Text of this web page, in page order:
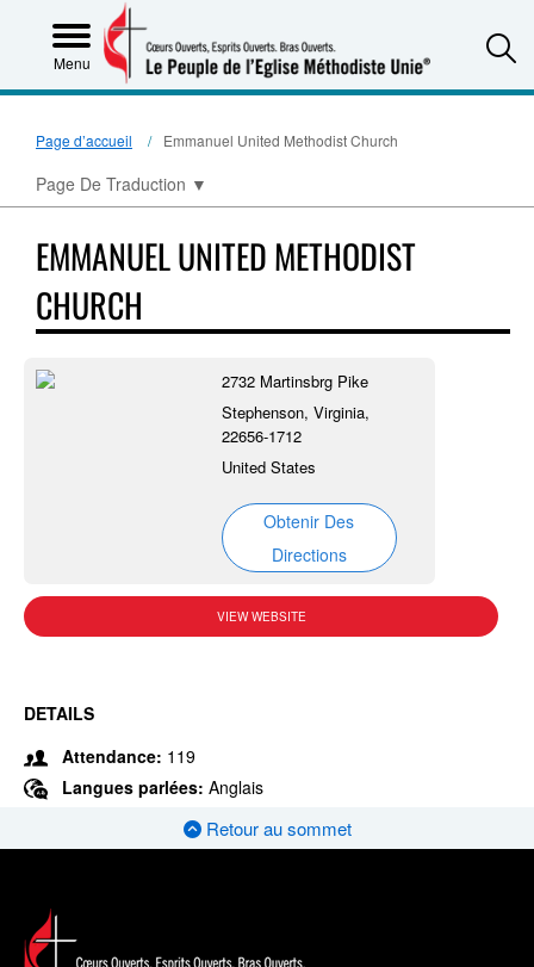
Menu
Page d’accueil Emmanuel United Methodist Church
Page De Traduction ▼
EMMANUEL UNITED METHODIST
CHURCH
2732 Martinsbrg Pike
Stephenson, Virginia,
22656-1712
United States
Obtenir Des
Directions
VIEW WEBSITE
DETAILS
Attendance: 119
Langues parlées: Anglais
Retour au sommet